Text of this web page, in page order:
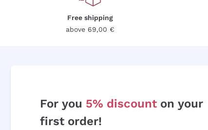
Free shipping
above 69,00 €
For you 5% discount on your
first order!